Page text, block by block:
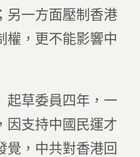
另一方面壓制香港
權，更不能影響中
草委員四年，一
因支持中國民運才
覺，中共對香港回